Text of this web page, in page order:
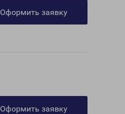
Оформить заявку
Оформить заявку